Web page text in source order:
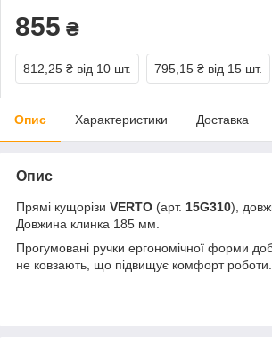
855 ₴
812,25 ₴ від 10 шт. 795,15 ₴ від 15 шт.
Опис Характеристики Доставка
Опис
Прямі кущорізи VERTO (арт. 15G310),
Довжина клинка 185 мм.
Прогумовані ручки ергономічної форми
не ковзають, що підвищує комфорт роботи.